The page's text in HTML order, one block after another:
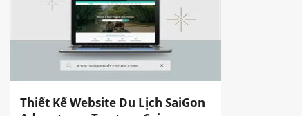
Thiết Kế Website Du Lịch SaiGon